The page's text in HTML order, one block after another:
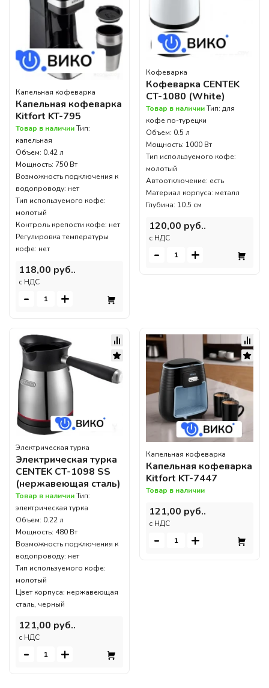
Капельная кофеварка
Капельная кофеварка
Kitfort KT-795
Товар в наличииТип:
капельная
Объем: 0.42 л
Мощность: 750 Вт
Возможность подключения к
водопроводу: нет
Тип используемого кофе:
молотый
Контроль крепости кофе: нет
Регулировка температуры
кофе: нет
118,00 руб..
c НДС
- +
Кофеварка
Кофеварка CENTEK
CT-1080 (White)
Товар в наличииТип: для
кофе по-турецки
Объем: 0.5 л
Мощность: 1000 Вт
Тип используемого кофе:
молотый
Автоотключение: есть
Материал корпуса: металл
Глубина: 10.5 см
120,00 руб..
c НДС
- +
Электрическая турка
Электрическая турка
CENTEK CT-1098 SS
(нержавеющая сталь)
Товар в наличииТип:
электрическая турка
Объем: 0.22 л
Мощность: 480 Вт
Возможность подключения к
водопроводу: нет
Тип используемого кофе:
молотый
Цвет корпуса: нержавеющая
сталь, черный
121,00 руб..
c НДС
- +
Капельная кофеварка
Капельная кофеварка
Kitfort KT-7447
Товар в наличии
121,00 руб..
c НДС
- +